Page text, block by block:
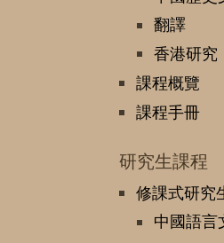
翻譯
香港研究
課程概覽
課程手冊
研究生課程
修課式研究
中國語言